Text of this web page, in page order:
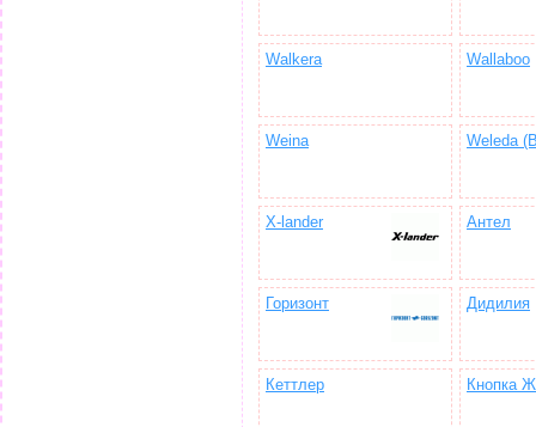
Walkera Wallaboo
Weina Weleda
X-lander Антел
Горизонт Дидилия
Кеттлер Кнопка